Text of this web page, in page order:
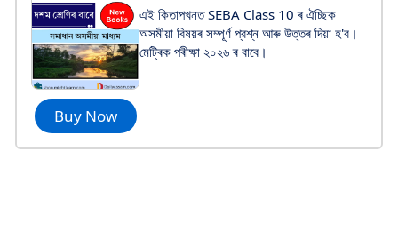
Buy Now
এই কিতাপখনত SEBA Class 10 ৰ ঐচ্ছিক
অসমীয়া বিষয়ৰ সম্পূর্ণ প্রশ্ন আৰু উত্তৰ দিয়া হ'ব।
মেট্ৰিক পৰীক্ষা ২০২৬ ৰ বাবে।